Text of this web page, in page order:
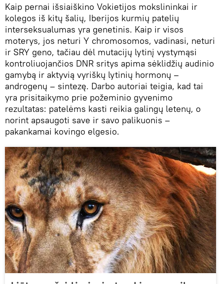
Kaip pernai išsiaiškino Vokietijos mokslininkai ir
kolegos iš kitų šalių, Iberijos kurmių patelių
interseksualumas yra genetinis. Kaip ir visos
moterys, jos neturi Y chromosomos, vadinasi, neturi
ir SRY geno, tačiau dėl mutacijų lytinį vystymąsi
kontroliuojančios DNR sritys apima sėklidžių audinio
gamybą ir aktyvią vyriškų lytinių hormonų –
androgenų – sintezę. Darbo autoriai teigia, kad tai
yra prisitaikymo prie požeminio gyvenimo
rezultatas: patelėms kasti reikia galingų letenų, o
norint apsaugoti save ir savo palikuonis –
pakankamai kovingo elgesio.